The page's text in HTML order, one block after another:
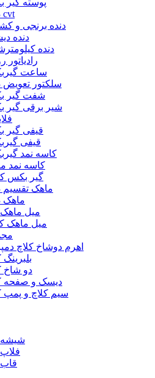
پوسته گیر
دنده cvt
دنده برنجی و
دنده
دنده
رادیاتور
ساعت
سلکتور تعویض
شفت گیر
شیر برقی گیر
قیفی گیر
قیفی
کاسه نمد
کاسه نمد
گیر بکس
ماهک تقسیم
ماهک
میل ماهک
میل ماهک
اهرم دوشاخ کلاچ
بلبرینگ
دو شاخ
دیسک و صفحه
سیم کلاچ و پمپ
شیشه
فلاپ
قاب